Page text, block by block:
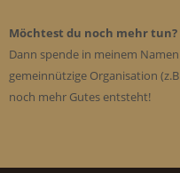
Möchtest du noch mehr tun?
Dann spende in meinem
gemeinnützige Organisation
noch mehr Gutes entsteht!